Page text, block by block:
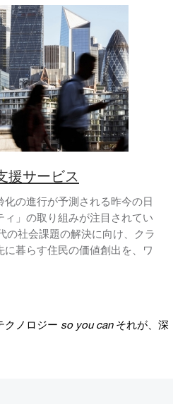
援サービス
の進行が予測される昨今の日
」の取り組みが注目されてい
社会課題の解決に向け、クラ
暮らす住民の価値創出を、ワ
クノロジー so you can それが、深